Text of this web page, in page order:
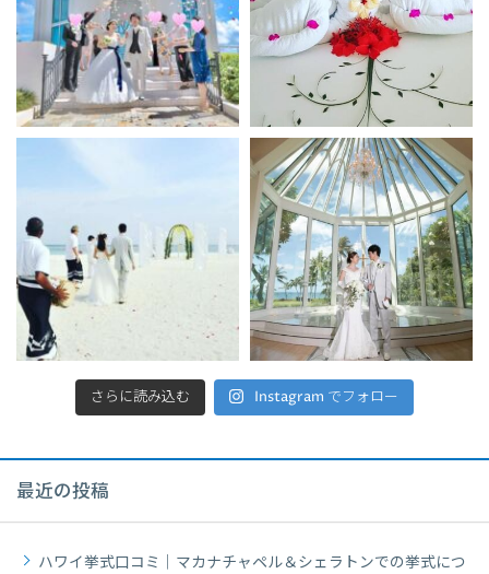
さらに読み込む Instagram でフォロー
最近の投稿
ハワイ挙式口コミ｜マカナチャペル＆シェラトンでの挙式につ